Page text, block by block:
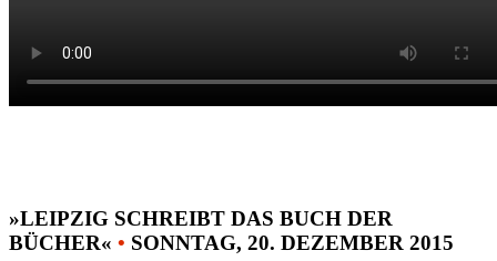
»LEIPZIG SCHREIBT DAS BUCH DER
BÜCHER« • SONNTAG, 20. DEZEMBER 2015